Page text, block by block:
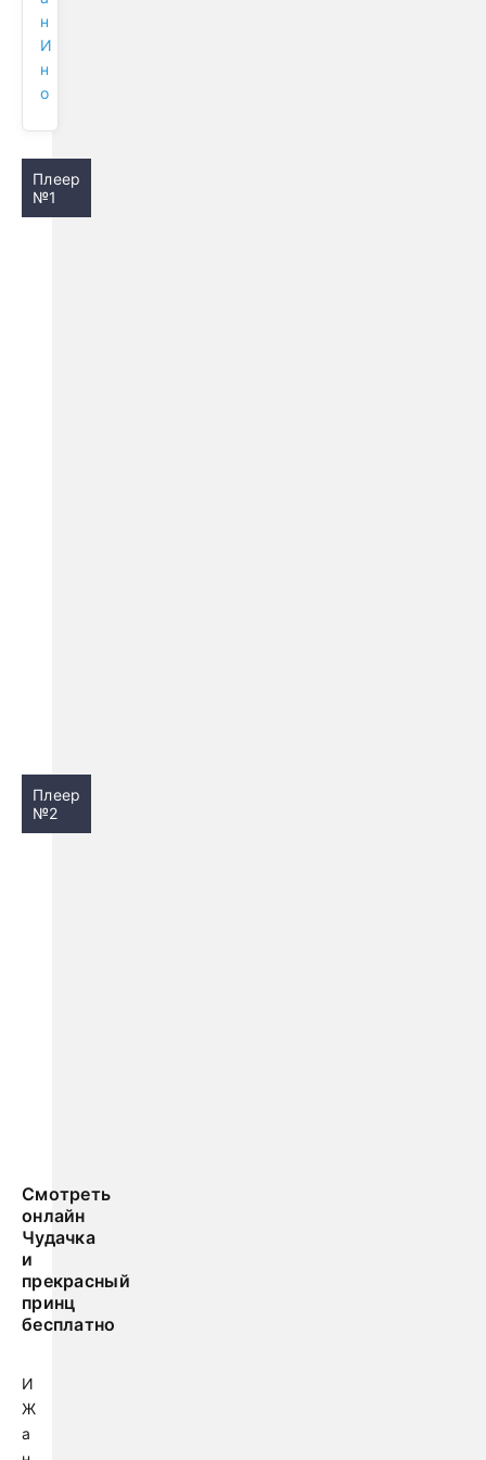
н
И
н
о
Плеер
№1
Плеер
№2
Смотреть
онлайн
Чудачка
и
прекрасный
принц
бесплатно
И
Ж
а